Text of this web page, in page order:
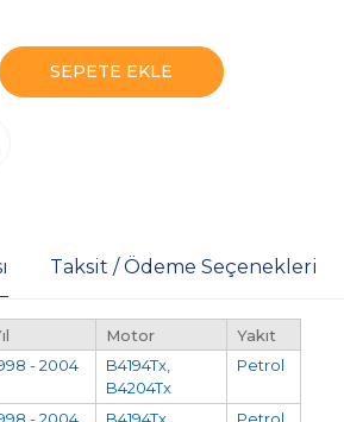
SEPETE EKLE
Taksit / Ödeme Seçenekleri
Motor
Yakıt
- 2004
B4194Tx,
B4204Tx
Petrol